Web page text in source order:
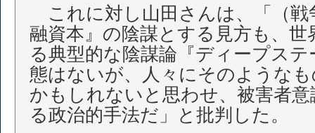
これに対し山田さんは、「（戦
融資本』の陰謀とする見方も、
る典型的な陰謀論『ディープス
態はないが、人々にそのような
かもしれないと思わせ、被害者
る政治的手法だ」と批判した。